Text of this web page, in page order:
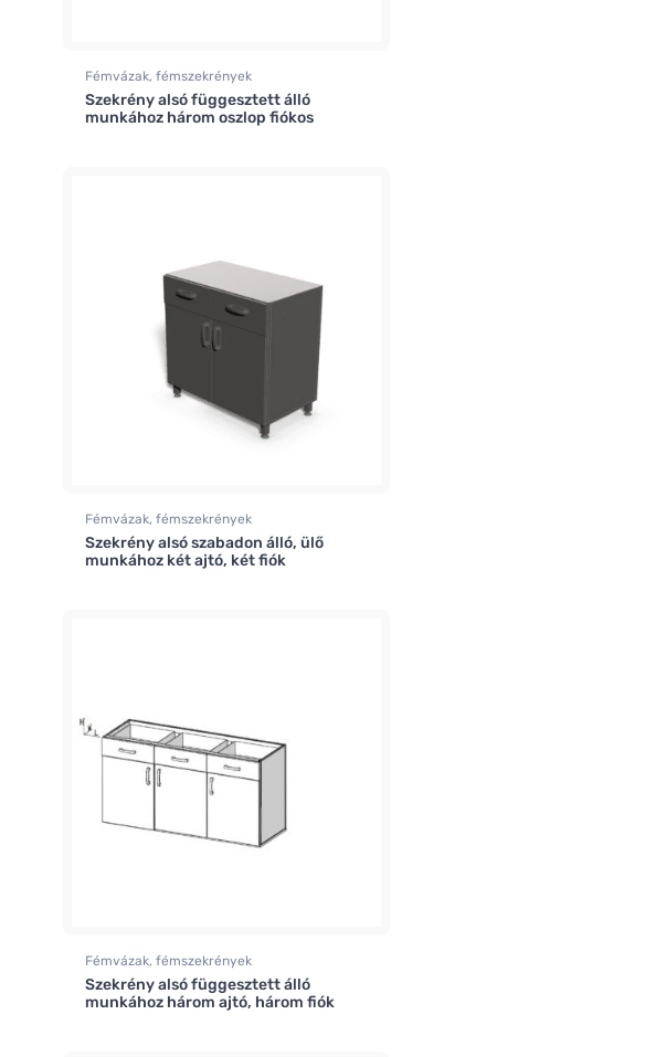
Fémvázak, fémszekrények
Szekrény alsó függesztett álló
munkához három oszlop fiókos
Fémvázak, fémszekrények
Szekrény alsó szabadon álló, ülő
munkához két ajtó, két fiók
Fémvázak, fémszekrények
Szekrény alsó függesztett álló
munkához három ajtó, három fiók